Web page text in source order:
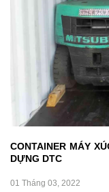
CONTAINER MÁY XÚC
DỰNG DTC
01 Tháng 03, 2022